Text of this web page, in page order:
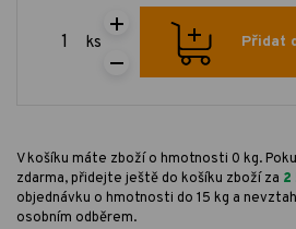
ks Přidat
V košíku máte zboží o hmotnosti 0 kg.
zdarma, přidejte ještě do košíku zboží za 2
objednávku o hmotnosti do 15 kg a
osobním odběrem.